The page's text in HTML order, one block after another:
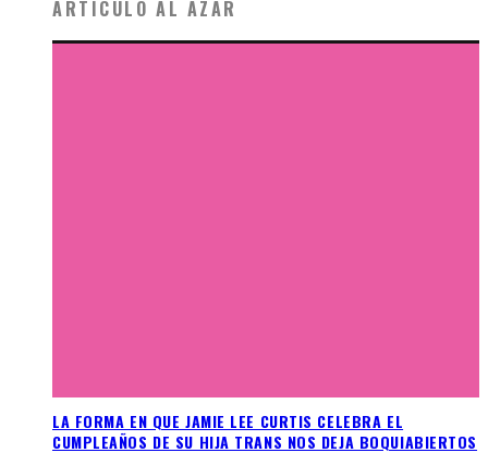
ARTÍCULO AL AZAR
LA FORMA EN QUE JAMIE LEE CURTIS CELEBRA EL
CUMPLEAÑOS DE SU HIJA TRANS NOS DEJA BOQUIABIERTOS